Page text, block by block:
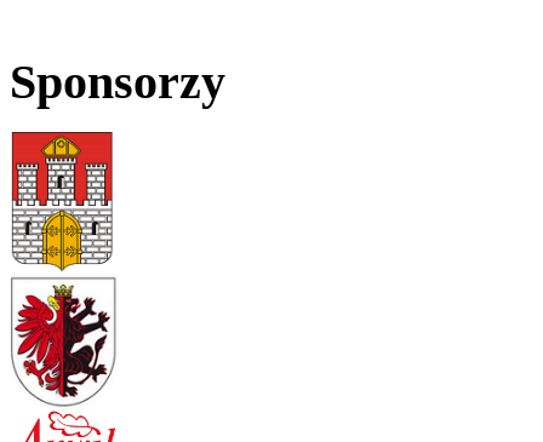
Sponsorzy